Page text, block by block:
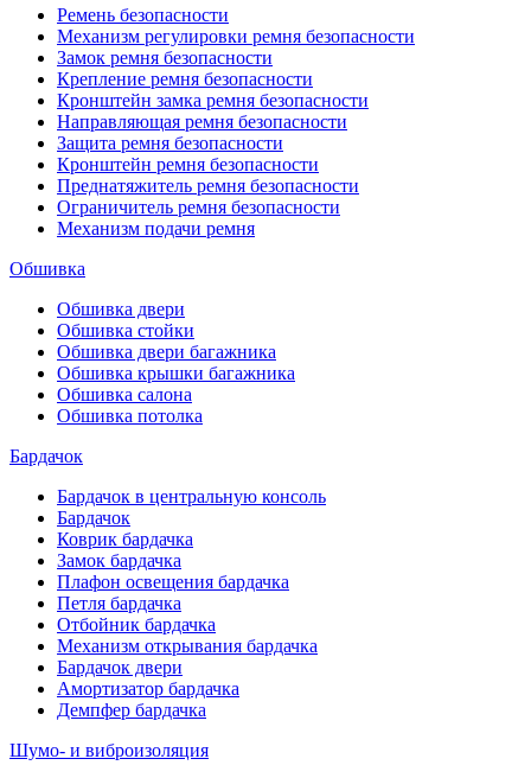
Ремень безопасности
Механизм регулировки ремня безопасности
Замок ремня безопасности
Крепление ремня безопасности
Кронштейн замка ремня безопасности
Направляющая ремня безопасности
Защита ремня безопасности
Кронштейн ремня безопасности
Преднатяжитель ремня безопасности
Ограничитель ремня безопасности
Механизм подачи ремня
Обшивка
Обшивка двери
Обшивка стойки
Обшивка двери багажника
Обшивка крышки багажника
Обшивка салона
Обшивка потолка
Бардачок
Бардачок в центральную консоль
Бардачок
Коврик бардачка
Замок бардачка
Плафон освещения бардачка
Петля бардачка
Отбойник бардачка
Механизм открывания бардачка
Бардачок двери
Амортизатор бардачка
Демпфер бардачка
Шумо- и виброизоляция